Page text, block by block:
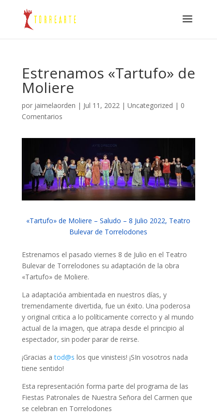
Estrenamos «Tartufo» de
Moliere
por jaimelaorden | Jul 11, 2022| Uncategorized | 0
Comentarios
«Tartufo» de Moliere – Saludo – 8 Julio 2022, Teatro
Bulevar de Torrelodones
Estrenamos el pasado viernes 8 de Julio en el Teatro
Bulevar de Torrelodones su adaptación de la obra
«Tartufo» de Moliere.
La adaptacióa ambientada en nuestros días, y
tremendamente divertida, fue un éxito. Una poderosa
y original critica a lo políticamente correcto y al mundo
actual de la imagen, que atrapa desde el principio al
espectador, sin poder parar de reirse.
¡Gracias atod@s los que vinisteis! ¡SIn vosotros nada
tiene sentido!
Esta representación forma parte del programa de las
Fiestas Patronales de Nuestra Señora del Carmen que
se celebran en Torrelodones